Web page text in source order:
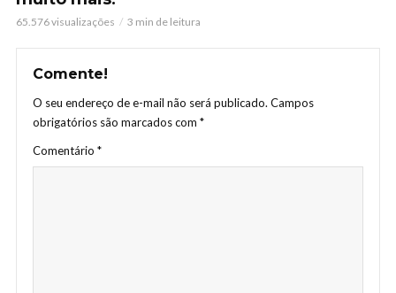
65.576 visualizações 3 min de leitura
Comente!
O seu endereço de e-mail não será publicado. Campos
obrigatórios são marcados com *
Comentário *